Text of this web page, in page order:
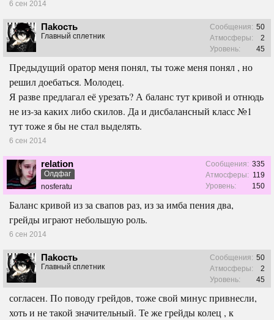
6 сен 2014
Паkость
Главный сплетник
Сообщения: 50
Атмосферы:
2
Уровень:
45
Предыдущий оратор меня понял, ты тоже меня понял , но
решил доебаться. Молодец.
Я разве предлагал её урезать? А баланс тут кривой и отнюдь
не из-за каких либо скилов. Да и дисбалансный класс №1
тут тоже я бы не стал выделять.
6 сен 2014
relation
Олдфаг
nosferatu
Сообщения: 335
Атмосферы: 119
Уровень:
150
Баланс кривой из за свапов раз, из за имба пения два,
грейды играют небольшую роль.
6 сен 2014
Паkость
Главный сплетник
Сообщения: 50
Атмосферы:
2
Уровень:
45
согласен. По поводу грейдов, тоже свой минус привнесли,
хоть и не такой значительный. Те же грейды колец , к